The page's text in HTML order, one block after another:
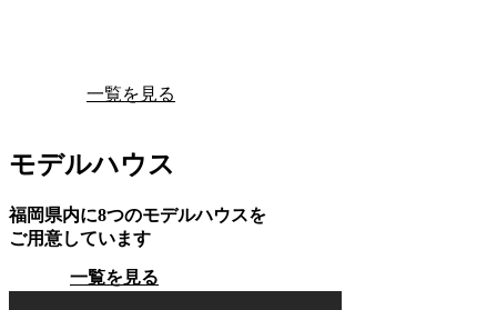
一覧を見る
モデルハウス
福岡県内に8つのモデルハウスを
ご用意しています
一覧を見る